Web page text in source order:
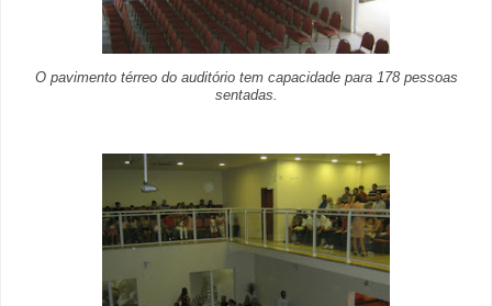
O pavimento térreo do auditório tem capacidade para 178 pessoas
sentadas.